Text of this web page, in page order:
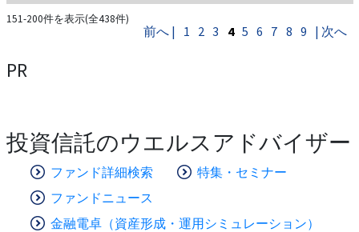
151-200件を表示(全438件)
前へ | 1 2 3 4 5 6 7 8 9 | 次へ
PR
投資信託のウエルスアドバイザー
ファンド詳細検索
特集・セミナー
ファンドニュース
金融電卓（資産形成・運用シミュレーション）